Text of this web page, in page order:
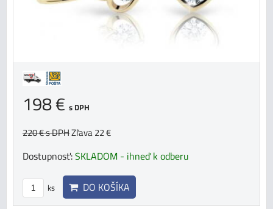
198 € s DPH
220 €s DPHZľava 22 €
Dostupnosť:SKLADOM - ihneď k odberu
ks DO KOŠÍKA